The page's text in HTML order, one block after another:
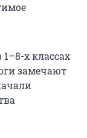
х классах
замечают